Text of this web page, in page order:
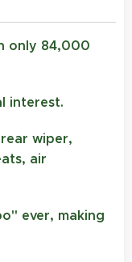
only 84,000
interest.
wiper,
air
ever, making